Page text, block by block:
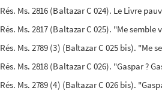
Rés. Ms. 2816 (Baltazar C 024). Le Livre
Rés. Ms. 2817 (Baltazar C 025). "Me
Rés. Ms. 2789 (3) (Baltazar C 025 bis).
Rés. Ms. 2818 (Baltazar C 026). "Gaspar ?
Rés. Ms. 2789 (4) (Baltazar C 026 bis).